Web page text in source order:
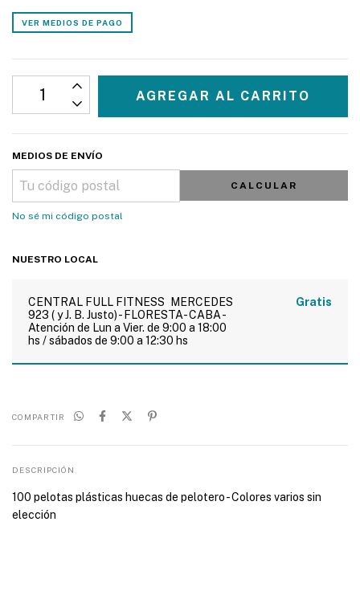
VER MEDIOS DE PAGO
MEDIOS DE ENVÍO
CALCULAR
No sé mi código postal
NUESTRO LOCAL
CENTRAL FULL FITNESS
MERCEDES
923 ( y J. B. Justo) - FLORESTA- CABA -
Atención de Lun a Vier. de 9:00 a 18:00
hs / sábados de 9:00 a 12:30 hs
Gratis
COMPARTIR
DESCRIPCIÓN
100 pelotas plásticas huecas de pelotero - Colores varios sin
elección